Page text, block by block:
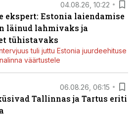
04.08.26, 10:22
ekspert: Estonia laiendamise
läinud lahmivaks ja
tühistavaks
tuli juttu Estonia juurdeehituse
väärtustele
06.08.26, 06:15
Tallinnas ja Tartus eriti